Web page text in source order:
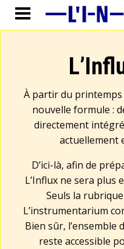
À partir du printemps
nouvelle formule :
directement
actuellement
D’ici-là, afin de
L’Influx ne sera plus
Seuls la
L’instrumentarium
Bien sûr, l’ensemble
reste accessible